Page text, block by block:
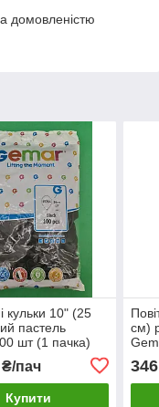
домовленістю
кульки 10" (25
пастель
шт (1 пачка)
пач
Купити
см)